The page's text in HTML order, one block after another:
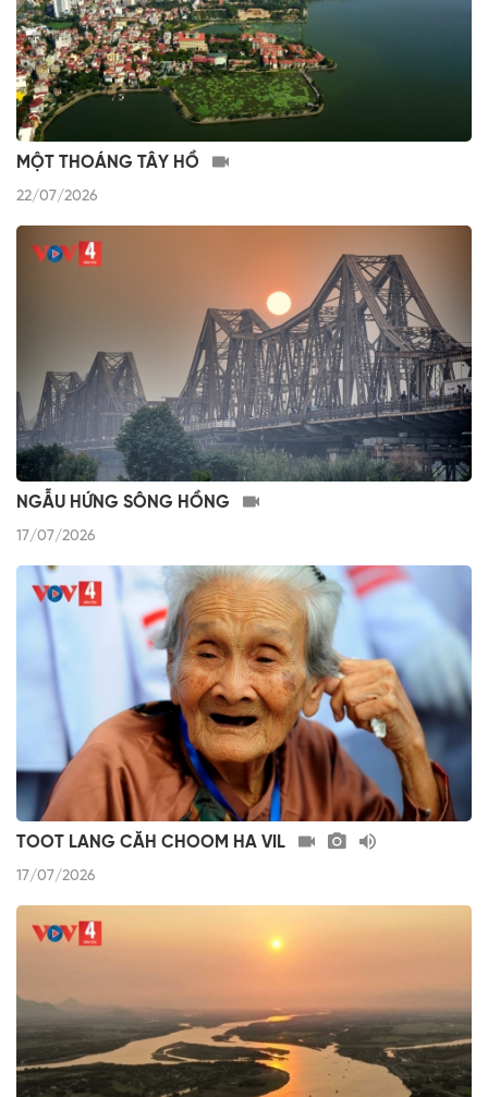
MỘT THOÁNG TÂY HỒ
22/07/2026
NGẪU HỨNG SÔNG HỒNG
17/07/2026
TOOT LANG CĂH CHOOM HA VIL
17/07/2026